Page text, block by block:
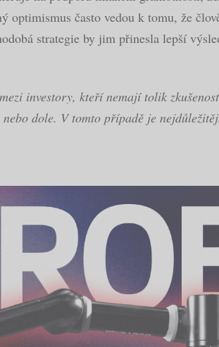
často vedou k tomu, že
strategie by jim přinesla lepší
investory, kteří nemají tolik
dole. V tomto případě je